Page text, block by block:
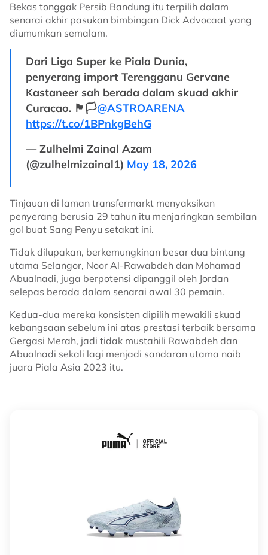
Bekas tonggak Persib Bandung itu terpilih dalam
senarai akhir pasukan bimbingan Dick Advocaat yang
diumumkan semalam.
Dari Liga Super ke Piala Dunia,
penyerang import Terengganu Gervane
Kastaneer sah berada dalam skuad akhir
Curacao. 🏴🏳️@ASTROARENA
https://t.co/1BPnkgBehG
— Zulhelmi Zainal Azam
(@zulhelmizainal1) May 18, 2026
Tinjauan di laman transfermarkt menyaksikan
penyerang berusia 29 tahun itu menjaringkan sembilan
gol buat Sang Penyu setakat ini.
Tidak dilupakan, berkemungkinan besar dua bintang
utama Selangor, Noor Al-Rawabdeh dan Mohamad
Abualnadi, juga berpotensi dipanggil oleh Jordan
selepas berada dalam senarai awal 30 pemain.
Kedua-dua mereka konsisten dipilih mewakili skuad
kebangsaan sebelum ini atas prestasi terbaik bersama
Gergasi Merah, jadi tidak mustahili Rawabdeh dan
Abualnadi sekali lagi menjadi sandaran utama naib
juara Piala Asia 2023 itu.